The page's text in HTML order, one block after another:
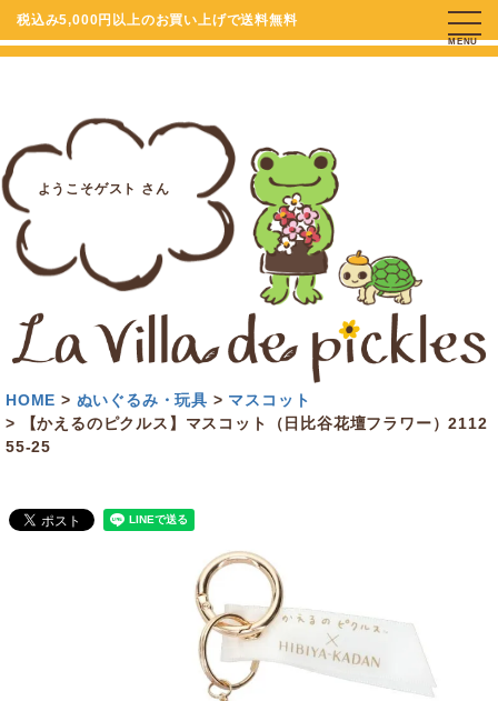
税込み5,000円以上のお買い上げで送料無料
ようこそゲスト さん
MENU
HOME ぬいぐるみ・玩具
マスコット
【かえるのピクルス】マスコット（日比谷花壇フラワー）2112
55-25